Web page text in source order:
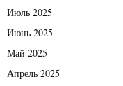
Июль 2025
Июнь 2025
Май 2025
Апрель 2025